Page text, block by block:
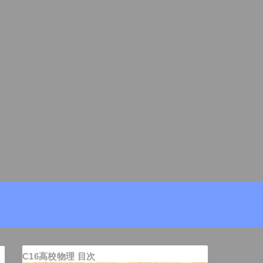
C16高校物理 目次